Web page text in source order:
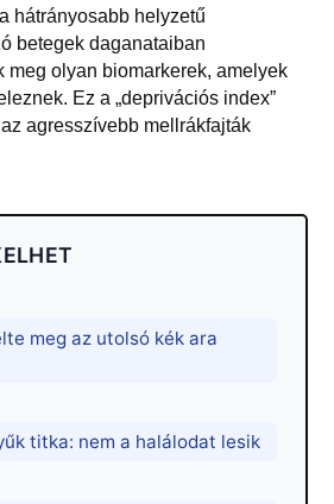
hátrányosabb helyzetű
betegek daganataiban
meg olyan biomarkerek, amelyek
Ez a „deprivációs index”
agresszívebb mellrákfajták
meg az utolsó kék ara
titka: nem a halálodat lesik